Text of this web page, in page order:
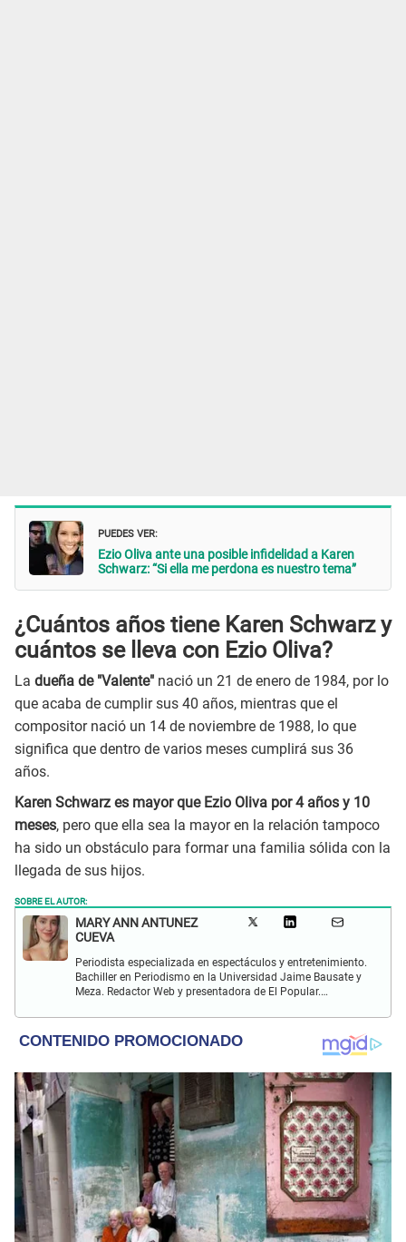
PUEDES VER:
Ezio Oliva ante una posible infidelidad a Karen
Schwarz: “Si ella me perdona es nuestro tema”
¿Cuántos años tiene Karen Schwarz y
cuántos se lleva con Ezio Oliva?
La dueña de "Valente" nació un 21 de enero de 1984, por lo
que acaba de cumplir sus 40 años, mientras que el
compositor nació un 14 de noviembre de 1988, lo que
significa que dentro de varios meses cumplirá sus 36
años.
Karen Schwarz es mayor que Ezio Oliva por 4 años y 10
meses, pero que ella sea la mayor en la relación tampoco
ha sido un obstáculo para formar una familia sólida con la
llegada de sus hijos.
SOBRE EL AUTOR:
MARY ANN ANTUNEZ
CUEVA
Periodista especializada en espectáculos y entretenimiento.
Bachiller en Periodismo en la Universidad Jaime Bausate y
Meza. Redactor Web y presentadora de El Popular.
y espectáculos internacional.